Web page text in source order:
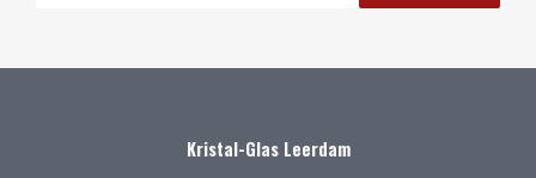
Kristal-Glas Leerdam